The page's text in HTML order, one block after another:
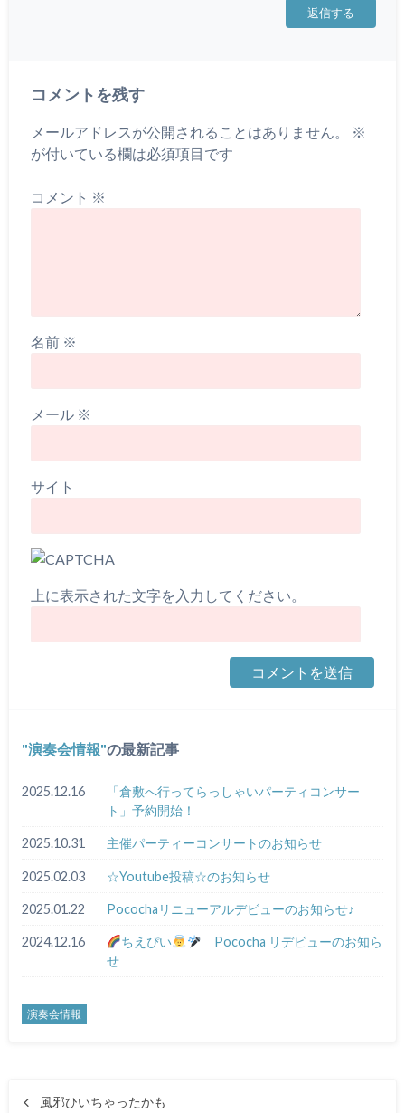
返信する
コメントを残す
メールアドレスが公開されることはありません。
※
が付いている欄は必須項目です
コメント ※
名前 ※
メール ※
サイト
上に表示された文字を入力してください。
演奏会情報 の最新記事
2025.12.16
「倉敷へ行ってらっしゃいパーティコンサー
ト」予約開始！
2025.10.31 主催パーティーコンサートのお知らせ
2025.02.03 ☆Youtube投稿☆のお知らせ
2025.01.22 Pocochaリニューアルデビューのお知らせ♪
2024.12.16 ちえぴい
Pococha リデビューのお知ら
せ
演奏会情報
風邪ひいちゃったかも